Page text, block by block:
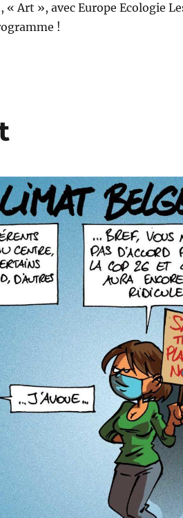
Art », avec Europe Ecologie
!